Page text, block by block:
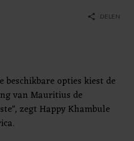
share DELEN
beschikbare opties kiest de
van Mauritius de
zegt Happy Khambule